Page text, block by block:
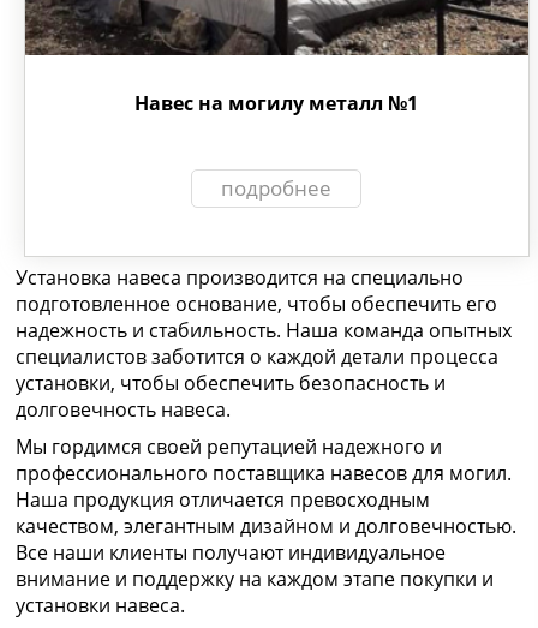
Навес на могилу металл №1
подробнее
Установка навеса производится на специально
подготовленное основание, чтобы обеспечить его
надежность и стабильность. Наша команда опытных
специалистов заботится о каждой детали процесса
установки, чтобы обеспечить безопасность и
долговечность навеса.
Мы гордимся своей репутацией надежного и
профессионального поставщика навесов для могил.
Наша продукция отличается превосходным
качеством, элегантным дизайном и долговечностью.
Все наши клиенты получают индивидуальное
внимание и поддержку на каждом этапе покупки и
установки навеса.